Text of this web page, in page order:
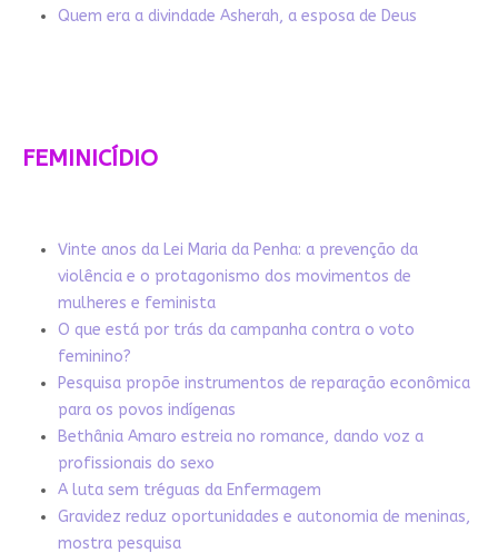
Quem era a divindade Asherah, a esposa de Deus
FEMINICÍDIO
Vinte anos da Lei Maria da Penha: a prevenção da
violência e o protagonismo dos movimentos de
mulheres e feminista
O que está por trás da campanha contra o voto
feminino?
Pesquisa propõe instrumentos de reparação econômica
para os povos indígenas
Bethânia Amaro estreia no romance, dando voz a
profissionais do sexo
A luta sem tréguas da Enfermagem
Gravidez reduz oportunidades e autonomia de meninas,
mostra pesquisa